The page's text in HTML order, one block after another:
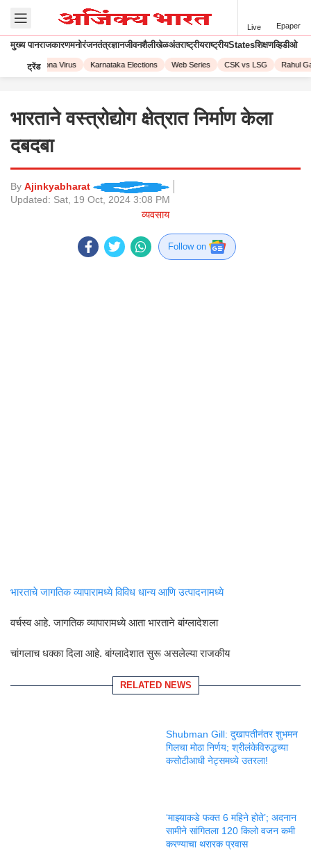
Live Epaper
मुख्य पानराजकारणमनोरंजनतंत्रज्ञानजीवनशैलीखेळअंतराष्ट्रीयराष्ट्रीयStatesशिक्षणव्हिडीओ
ट्रेंड
Corona Virus Karnataka Elections Web Series CSK vs LSG Rahul
भारताने वस्त्रोद्योग क्षेत्रात निर्माण केला
दबदबा
By Ajinkyabharat
Updated: Sat, 19 Oct, 2024 3:08 PM
व्यवसाय
Follow on
भारताचे जागतिक व्यापारामध्ये विविध धान्य आणि उत्पादनामध्ये
वर्चस्व आहे. जागतिक व्यापारामध्ये आता भारताने बांग्लादेशला
चांगलाच धक्का दिला आहे. बांग्लादेशात सुरू असलेल्या राजकीय
RELATED NEWS
Shubman Gill: दुखापतीनंतर शुभमन
गिलचा मोठा निर्णय; श्रीलंकेविरुद्धच्या
कसोटीआधी नेट्समध्ये उतरला!
‘माझ्याकडे फक्त 6 महिने होते’; अदनान
सामीने सांगितला 120 किलो वजन कमी
करण्याचा थरारक प्रवास